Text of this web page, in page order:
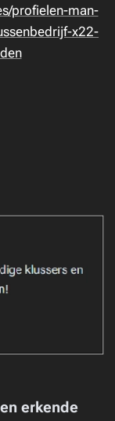
profielen-man-
x22-
erkende